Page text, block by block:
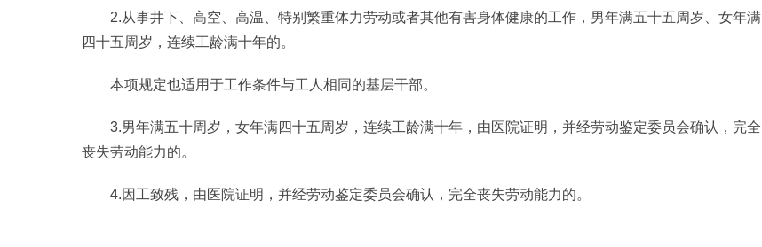
2.从事井下、高空、高温、特别繁重体力劳动或者其他有害身体健康的工作，男年满五十五周岁、女年满
四十五周岁，连续工龄满十年的。
本项规定也适用于工作条件与工人相同的基层干部。
3.男年满五十周岁，女年满四十五周岁，连续工龄满十年，由医院证明，并经劳动鉴定委员会确认，完全
丧失劳动能力的。
4.因工致残，由医院证明，并经劳动鉴定委员会确认，完全丧失劳动能力的。